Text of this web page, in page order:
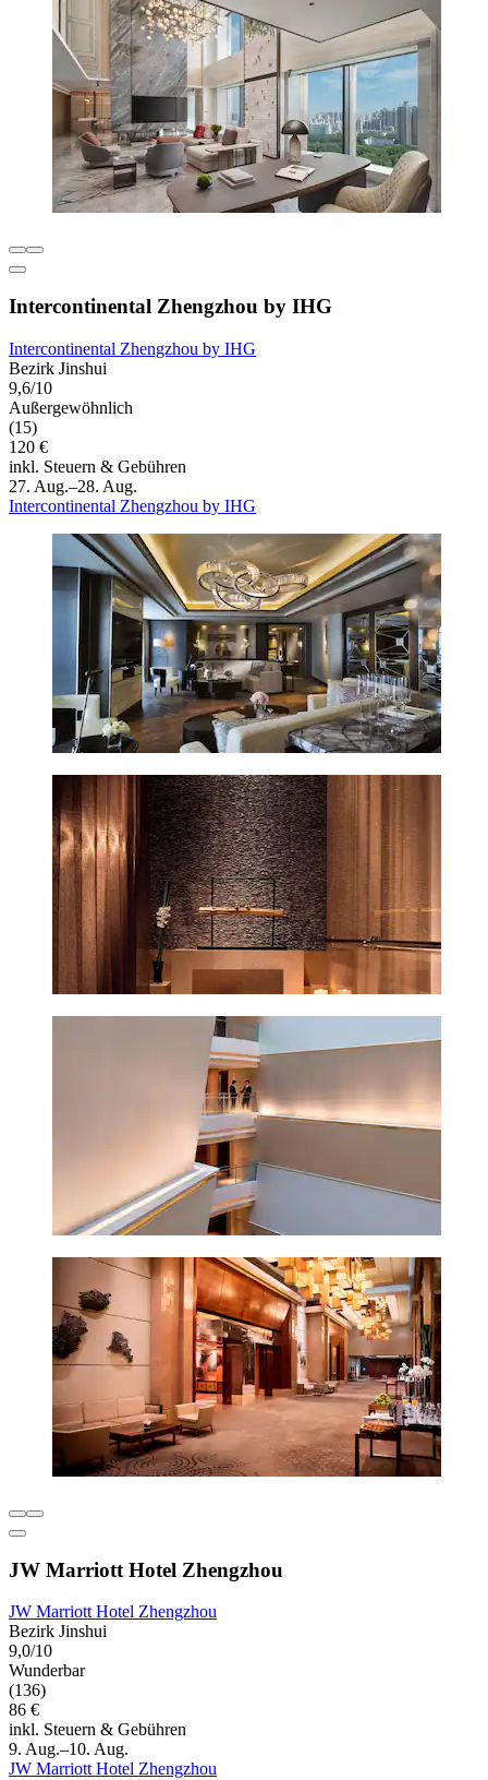
Intercontinental Zhengzhou by IHG
Intercontinental Zhengzhou by IHG
Bezirk Jinshui
9,6/10
Außergewöhnlich
(15)
120 €
inkl. Steuern & Gebühren
27. Aug.–28. Aug.
Intercontinental Zhengzhou by IHG
JW Marriott Hotel Zhengzhou
JW Marriott Hotel Zhengzhou
Bezirk Jinshui
9,0/10
Wunderbar
(136)
86 €
inkl. Steuern & Gebühren
9. Aug.–10. Aug.
JW Marriott Hotel Zhengzhou